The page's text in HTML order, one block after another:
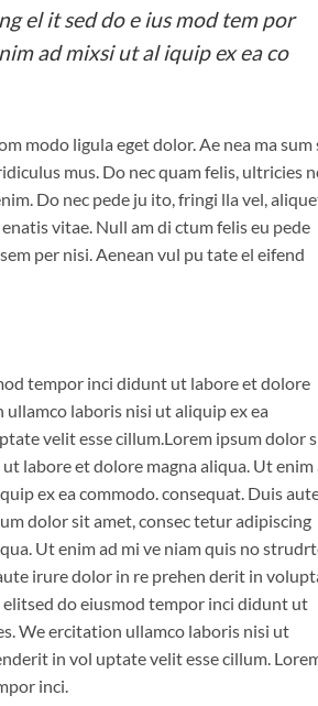
el it sed do e ius mod tem por
ad mixsi ut al iquip ex ea co
modo ligula eget dolor. Ae nea ma sum
mus. Do nec quam felis, ultricies
Do nec pede ju ito, fringi lla vel,
vitae. Null am di ctum felis eu pede
per nisi. Aenean vul pu tate el eifend
tempor inci didunt ut labore et dolore
laboris nisi ut aliquip ex ea
velit esse cillum.Lorem ipsum dolor
labore et dolore magna aliqua. Ut enim
ex ea commodo. consequat. Duis
dolor sit amet, consec tetur adipiscing
Ut enim ad mi ve niam quis no
irure dolor in re prehen derit in
do eiusmod tempor inci didunt ut
We ercitation ullamco laboris nisi ut
in vol uptate velit esse cillum.
inci.